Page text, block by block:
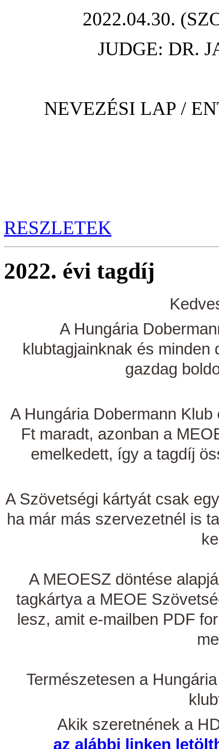
2022.04.30.
JUDGE: DR.
NEVEZÉSI LAP /
RESZLETEK
2022. évi tagdíj
A Hungária
klubtagjainknak és
gazdag
A Hungária Dobermann
Ft maradt, azonban a
emelkedett, így a tagdíj
A Szövetségi kártyát csak
ha már más szervezetnél is
A MEOESZ döntése
tagkártya a MEOE
lesz, amit e-mailben PDF
Természetesen a
Akik szeretnének a
az alábbi linken